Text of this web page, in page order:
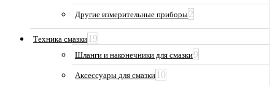
Другие измерительные приборы2
Техника смазки 19
Шланги и наконечники для смазки9
Аксессуары для смазки 10